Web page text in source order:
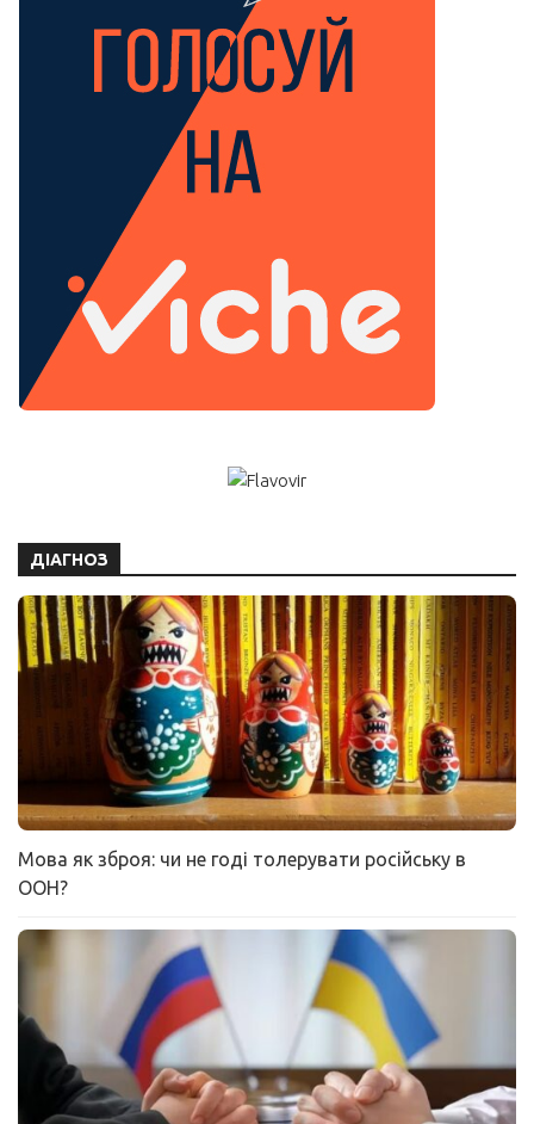
ДІАГНОЗ
Мова як зброя: чи не годі толерувати російську в
ООН?